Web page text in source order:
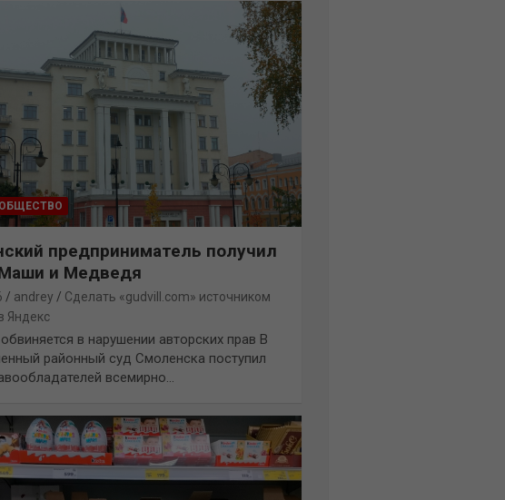
ОБЩЕСТВО
предприниматель получил
и Медведя
andrey
Сделать «gudvill.com» источником
Яндекс
в нарушении авторских прав В
районный суд Смоленска поступил
всемирно…